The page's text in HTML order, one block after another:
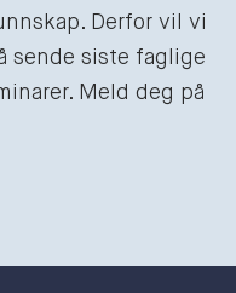
Derfor vil vi
sende siste faglige
Meld deg på